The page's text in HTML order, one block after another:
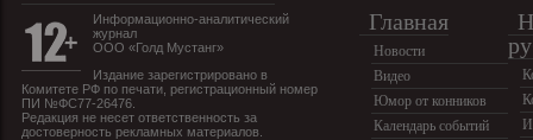
Информационно-аналитический
журнал
ООО «Голд Мустанг»
Издание зарегистрировано в
Комитете РФ по печати, регистрационный номер
ПИ №ФС77-26476.
Редакция не несет ответственность за
достоверность рекламных материалов.
Главная
Новости
Видео
Юмор от конников
Календарь событий